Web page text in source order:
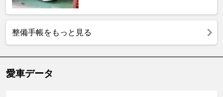
整備手帳をもっと見る
愛車データ